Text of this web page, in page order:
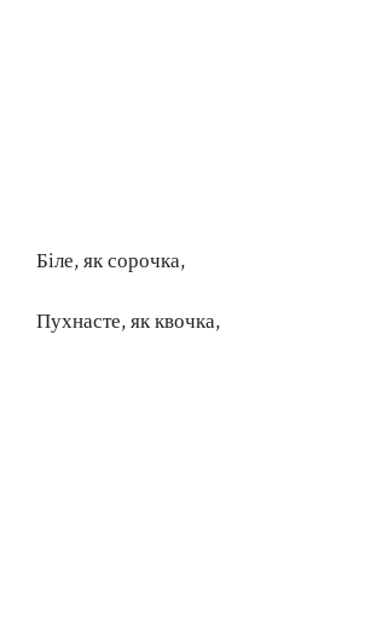
Біле, як сорочка,
Пухнасте, як квочка,